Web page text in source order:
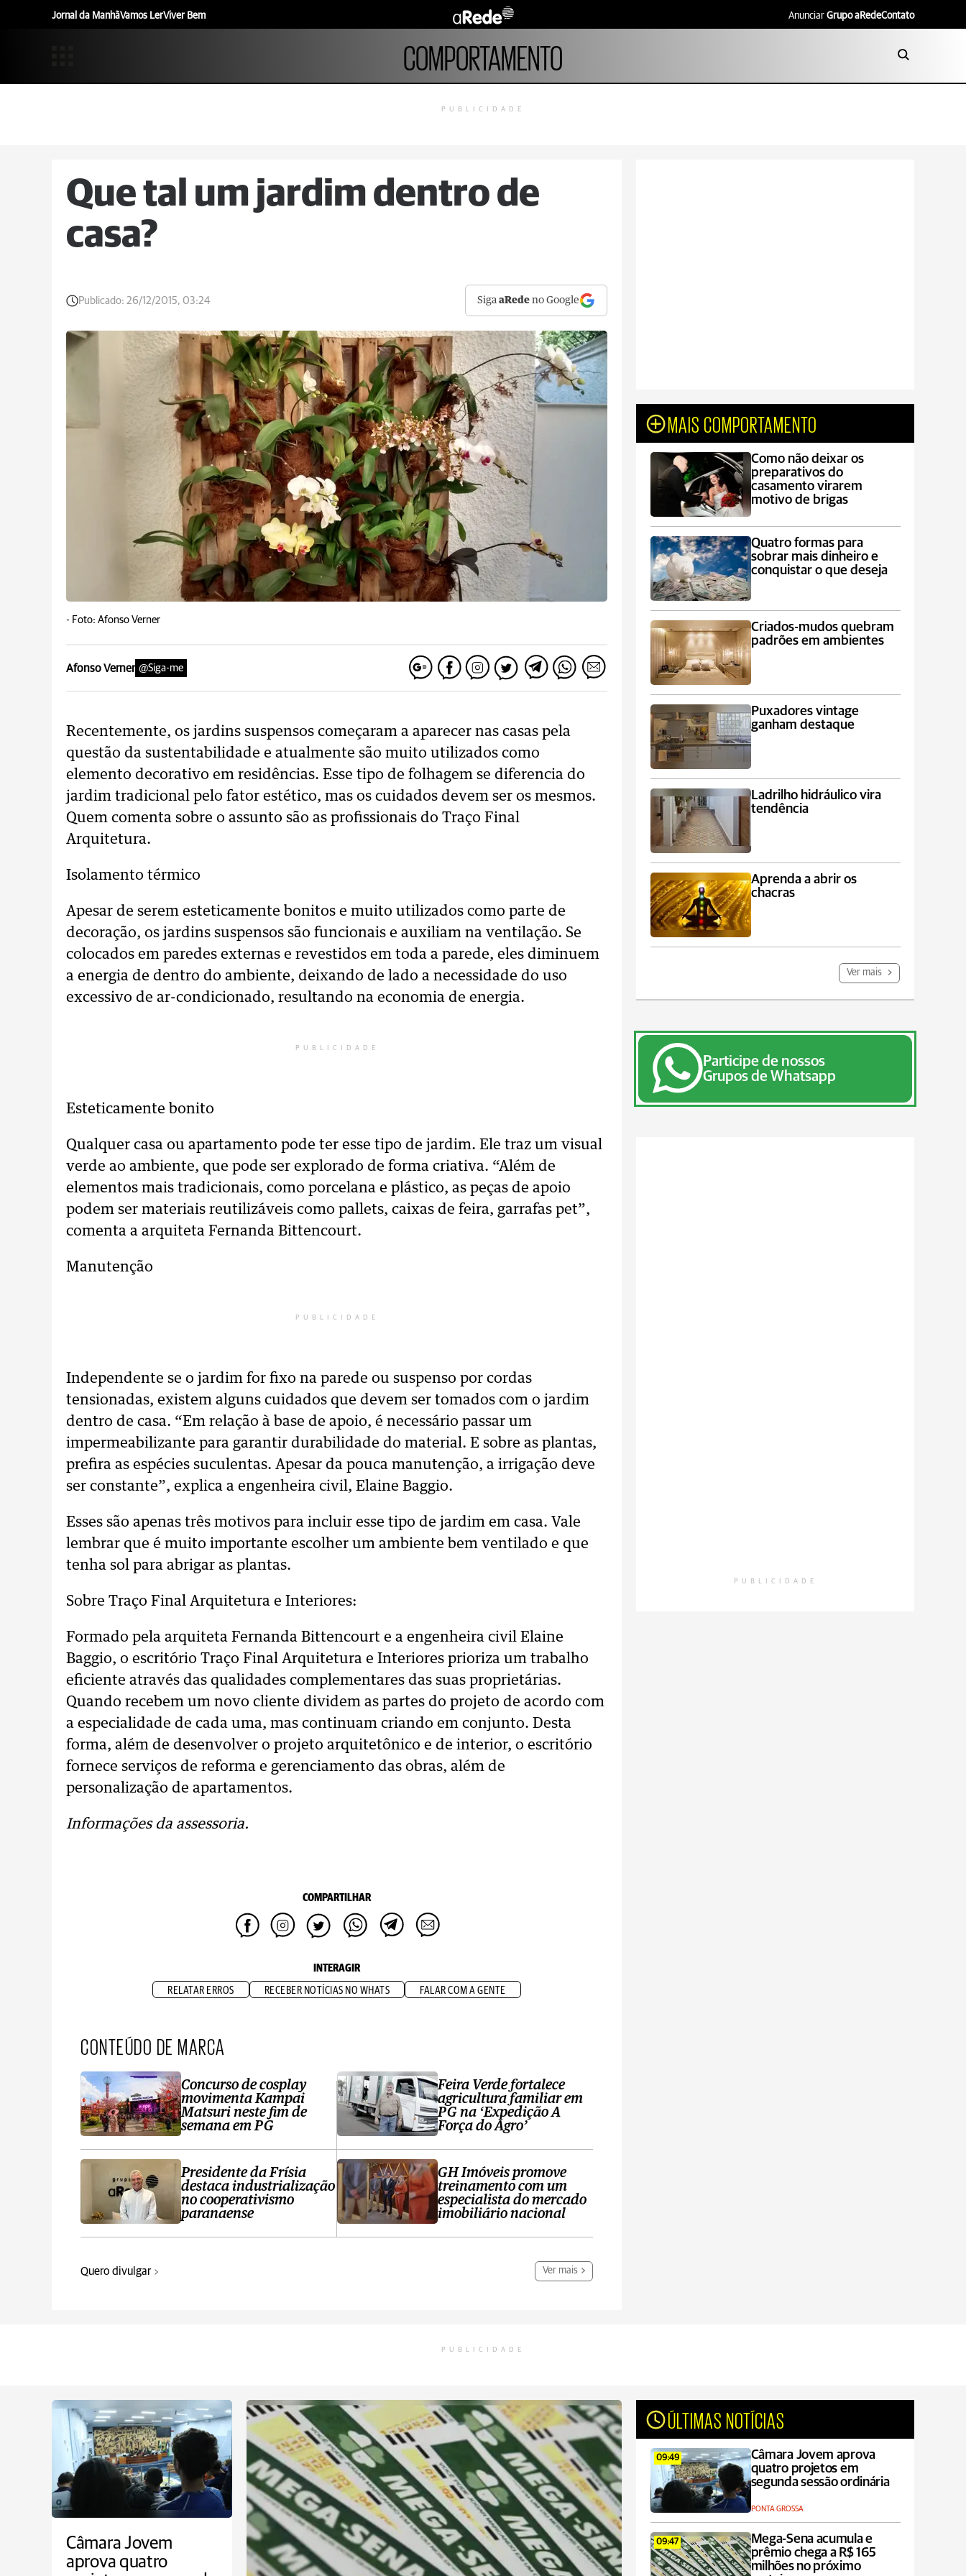
Jornal da ManhãVamos LerViver Bem Anunciar Grupo aRedeContato
COMPORTAMENTO
PUBLICIDADE
Que tal um jardim dentro de
casa?
Publicado: 26/12/2015, 03:24 SigaaRede no Google
- Foto: Afonso Verner
Afonso Verner @Siga-me
Recentemente, os jardins suspensos começaram a aparecer nas casas pela
questão da sustentabilidade e atualmente são muito utilizados como
elemento decorativo em residências. Esse tipo de folhagem se diferencia do
jardim tradicional pelo fator estético, mas os cuidados devem ser os mesmos.
Quem comenta sobre o assunto são as profissionais do Traço Final
Arquitetura.
Isolamento térmico
Apesar de serem esteticamente bonitos e muito utilizados como parte de
decoração, os jardins suspensos são funcionais e auxiliam na ventilação. Se
colocados em paredes externas e revestidos em toda a parede, eles diminuem
a energia de dentro do ambiente, deixando de lado a necessidade do uso
excessivo de ar-condicionado, resultando na economia de energia.
PUBLICIDADE
Esteticamente bonito
Qualquer casa ou apartamento pode ter esse tipo de jardim. Ele traz um visual
verde ao ambiente, que pode ser explorado de forma criativa. “Além de
elementos mais tradicionais, como porcelana e plástico, as peças de apoio
podem ser materiais reutilizáveis como pallets, caixas de feira, garrafas pet”,
comenta a arquiteta Fernanda Bittencourt.
Manutenção
PUBLICIDADE
Independente se o jardim for fixo na parede ou suspenso por cordas
tensionadas, existem alguns cuidados que devem ser tomados com o jardim
dentro de casa. “Em relação à base de apoio, é necessário passar um
impermeabilizante para garantir durabilidade do material. E sobre as plantas,
prefira as espécies suculentas. Apesar da pouca manutenção, a irrigação deve
ser constante”, explica a engenheira civil, Elaine Baggio.
Esses são apenas três motivos para incluir esse tipo de jardim em casa. Vale
lembrar que é muito importante escolher um ambiente bem ventilado e que
tenha sol para abrigar as plantas.
Sobre Traço Final Arquitetura e Interiores:
Formado pela arquiteta Fernanda Bittencourt e a engenheira civil Elaine
Baggio, o escritório Traço Final Arquitetura e Interiores prioriza um trabalho
eficiente através das qualidades complementares das suas proprietárias.
Quando recebem um novo cliente dividem as partes do projeto de acordo com
a especialidade de cada uma, mas continuam criando em conjunto. Desta
forma, além de desenvolver o projeto arquitetônico e de interior, o escritório
fornece serviços de reforma e gerenciamento das obras, além de
personalização de apartamentos.
Informações da assessoria.
COMPARTILHAR
INTERAGIR
RELATAR ERROS RECEBER NOTÍCIAS NO WHATS FALAR COM A GENTE
CONTEÚDO DE MARCA
Concurso de cosplay
movimenta Kampai
Matsuri neste fim de
semana em PG
Presidente da Frísia
destaca industrialização
no cooperativismo
paranaense
Feira Verde fortalece
agricultura familiar em
PG na ‘Expedição A
Força do Agro’
GH Imóveis promove
treinamento com um
especialista do mercado
imobiliário nacional
Quero divulgar Ver mais
MAIS COMPORTAMENTO
Como não deixar os
preparativos do
casamento virarem
motivo de brigas
Quatro formas para
sobrar mais dinheiro e
conquistar o que deseja
Criados-mudos quebram
padrões em ambientes
Puxadores vintage
ganham destaque
Ladrilho hidráulico vira
tendência
Aprenda a abrir os
chacras
Ver mais
Participe de nossos
Grupos de Whatsapp
PUBLICIDADE
PUBLICIDADE
Câmara Jovem
aprova quatro
ÚLTIMAS NOTÍCIAS
09:49
Câmara Jovem aprova
quatro projetos em
segunda sessão ordinária
PONTA GROSSA
09:47
Mega-Sena acumula e
prêmio chega a R$ 165
milhões no próximo